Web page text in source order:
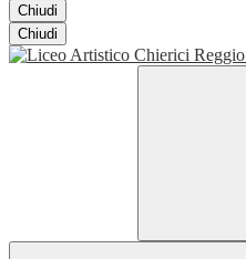
Chiudi
Chiudi